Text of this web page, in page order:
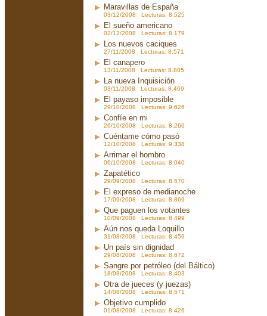
Maravillas de España
03/12/2008 Lecturas: 8.525
El sueño americano
02/12/2008 Lecturas: 8.179
Los nuevos caciques
27/11/2008 Lecturas: 8.571
El canapero
13/11/2008 Lecturas: 8.805
La nueva Inquisición
03/11/2008 Lecturas: 8.469
El payaso imposible
29/10/2008 Lecturas: 9.626
Confíe en mi
26/10/2008 Lecturas: 8.266
Cuéntame cómo pasó
12/10/2008 Lecturas: 9.338
Arrimar el hombro
06/10/2008 Lecturas: 8.040
Zapatético
29/09/2008 Lecturas: 8.570
El expreso de medianoche
17/09/2008 Lecturas: 8.869
Que paguen los votantes
10/09/2008 Lecturas: 8.499
Aún nos queda Loquillo
31/08/2008 Lecturas: 8.459
Un país sin dignidad
29/08/2008 Lecturas: 8.672
Sangre por petróleo (del Báltico)
18/08/2008 Lecturas: 8.403
Otra de jueces (y juezas)
14/08/2008 Lecturas: 8.571
Objetivo cumplido
01/08/2008 Lecturas: 8.426